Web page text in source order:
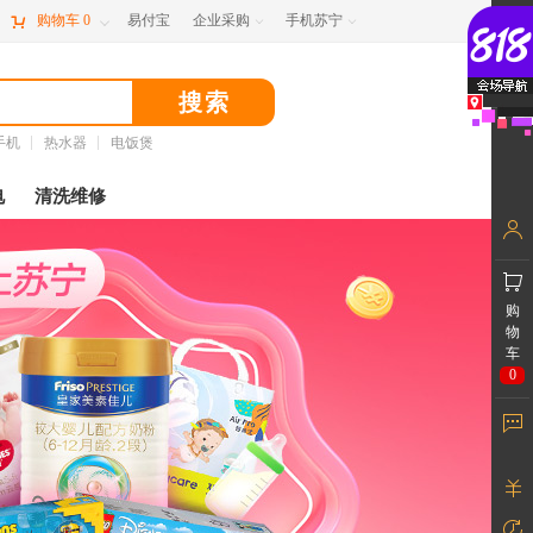
 购物车 0  易付宝 企业采购  手机苏宁 
机 热水器 电饭煲
清洗维修
购
物
车
0